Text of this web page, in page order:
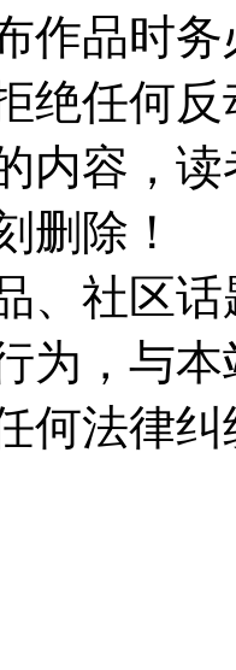
作品时
绝任何
内容，
删除！
、社区
为，与
何法律